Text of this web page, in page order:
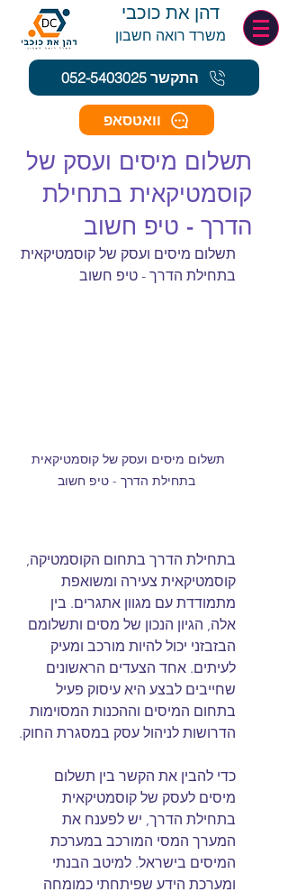
דהן את כוכבי
משרד רואה חשבון
התקשר 052-5403025
וואטסאפ
תשלום מיסים ועסק של
קוסמטיקאית בתחילת
הדרך - טיפ חשוב
תשלום מיסים ועסק של קוסמטיקאית
בתחילת הדרך - טיפ חשוב
תשלום מיסים ועסק של קוסמטיקאית
בתחילת הדרך - טיפ חשוב
בתחילת הדרך בתחום הקוסמטיקה,
קוסמטיקאית צעירה ומשואפת
מתמודדת עם מגוון אתגרים. בין
אלה, הגיון הנכון של מסים ותשלומם
הבזבזני יכול להיות מורכב ומעיק
לעיתים. אחד הצעדים הראשונים
שחייבים לבצע היא עיסוק פעיל
בתחום המיסים וההכנות המסוימות
הדרושות לניהול עסק במסגרת החוק.
כדי להבין את הקשר בין תשלום
מיסים לעסק של קוסמטיקאית
בתחילת הדרך, יש לפענח את
המערך המסי המורכב במערכת
המיסים בישראל. למיטב הבנתי
ומערכת הידע שפיתחתי כמומחה